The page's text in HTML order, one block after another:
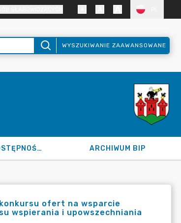
WYSZUKIWANIE ZAAWANSOWANE
DEKLARACJA DOSTĘPNOŚCI ARCHIWUM BIP
ofert na wsparcie
wspierania i upowszechniania